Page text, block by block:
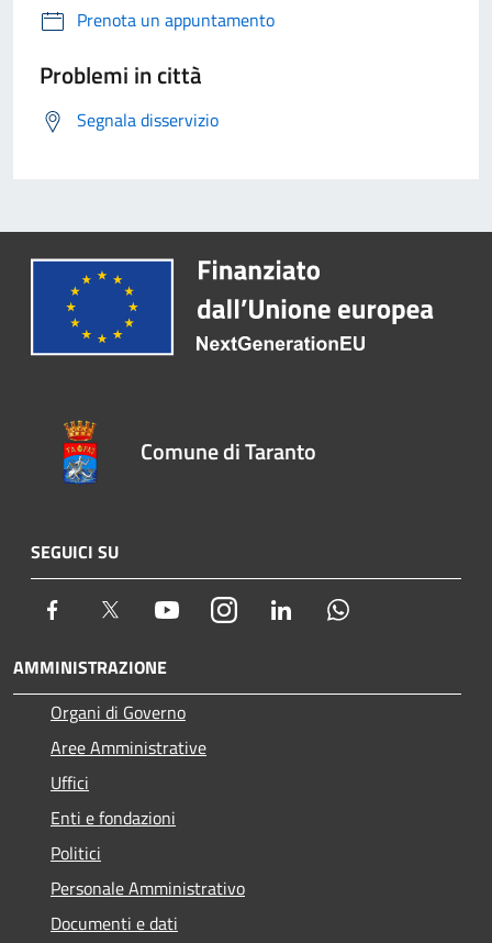
Prenota un appuntamento
Problemi in città
Segnala disservizio
Comune di Taranto
SEGUICI SU
Facebook Twitter YoutubeInstagram LinkedIn
AMMINISTRAZIONE
Organi di Governo
Aree Amministrative
Uffici
Enti e fondazioni
Politici
Personale Amministrativo
Documenti e dati